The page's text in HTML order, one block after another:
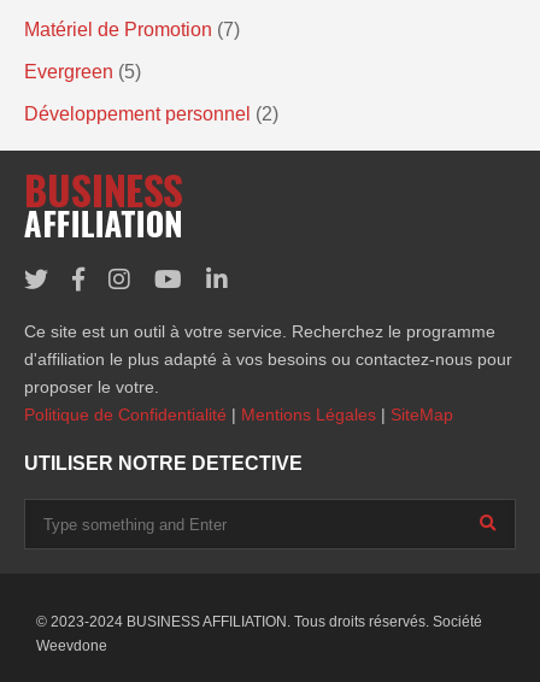
Matériel de Promotion (7)
Evergreen (5)
Développement personnel (2)
Ce site est un outil à votre service. Recherchez le programme
d'affiliation le plus adapté à vos besoins ou contactez-nous pour
proposer le votre.
Politique de Confidentialité | Mentions Légales | SiteMap
UTILISER NOTRE DETECTIVE
© 2023-2024 BUSINESS AFFILIATION. Tous droits réservés. Société
Weevdone